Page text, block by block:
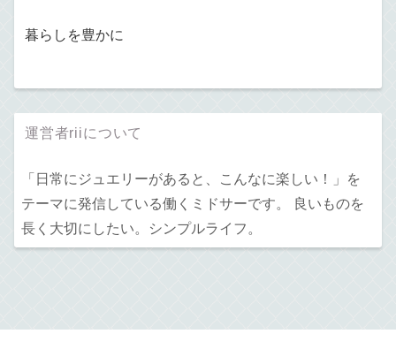
暮らしを豊かに
運営者riiについて
「日常にジュエリーがあると、こんなに楽しい！」を
テーマに発信している働くミドサーです。 良いものを
長く大切にしたい。シンプルライフ。